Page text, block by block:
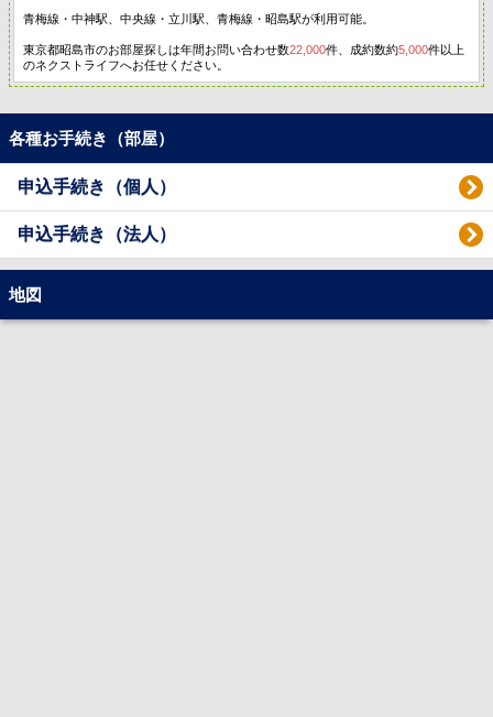
青梅線・中神駅、中央線・立川駅、青梅線・昭島駅が利用可能。
東京都昭島市のお部屋探しは年間お問い合わせ数22,000件、成約数約5,000件以上
のネクストライフへお任せください。
各種お手続き（部屋）
申込手続き（個人）
申込手続き（法人）
地図